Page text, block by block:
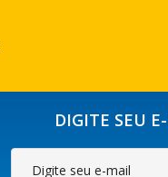
DIGITE SEU